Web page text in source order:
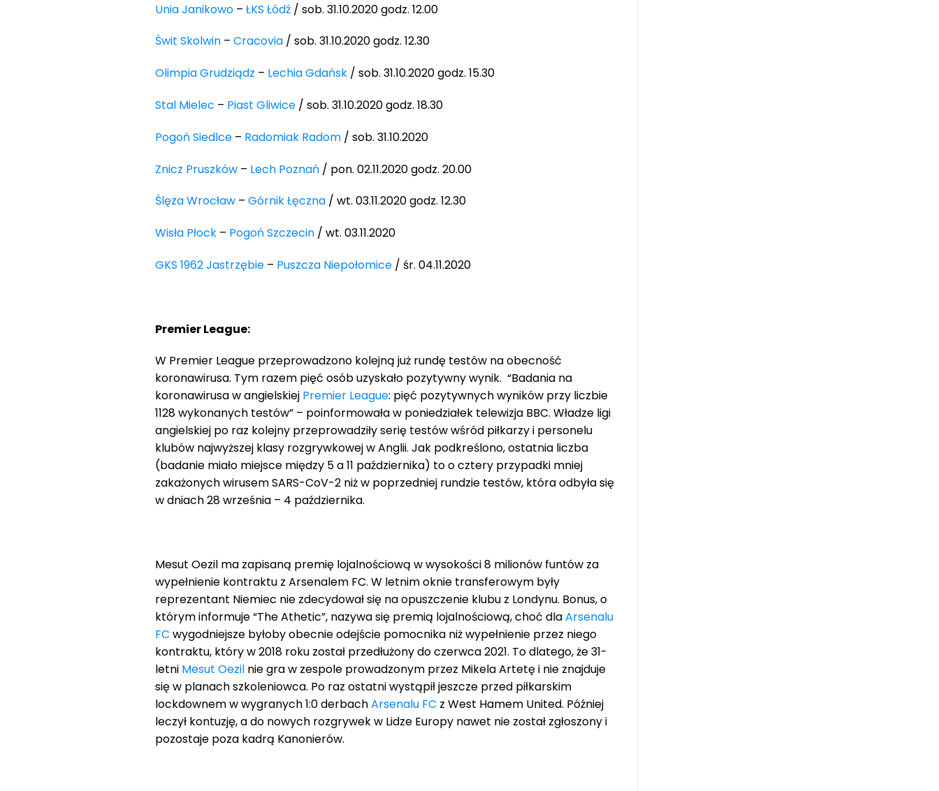
Unia Janikowo – ŁKS Łódź / sob. 31.10.2020 godz. 12.00
Świt Skolwin – Cracovia / sob. 31.10.2020 godz. 12.30
Olimpia Grudziądz – Lechia Gdańsk / sob. 31.10.2020 godz. 15.30
Stal Mielec – Piast Gliwice / sob. 31.10.2020 godz. 18.30
Pogoń Siedlce – Radomiak Radom / sob. 31.10.2020
Znicz Pruszków – Lech Poznań / pon. 02.11.2020 godz. 20.00
Ślęza Wrocław – Górnik Łęczna / wt. 03.11.2020 godz. 12.30
Wisła Płock – Pogoń Szczecin / wt. 03.11.2020
GKS 1962 Jastrzębie – Puszcza Niepołomice / śr. 04.11.2020
Premier League:
W Premier League przeprowadzono kolejną już rundę testów na obecność
koronawirusa. Tym razem pięć osób uzyskało pozytywny wynik. “Badania na
koronawirusa w angielskiej Premier League: pięć pozytywnych wyników przy liczbie
1128 wykonanych testów” – poinformowała w poniedziałek telewizja BBC. Władze ligi
angielskiej po raz kolejny przeprowadziły serię testów wśród piłkarzy i personelu
klubów najwyższej klasy rozgrywkowej w Anglii. Jak podkreślono, ostatnia liczba
(badanie miało miejsce między 5 a 11 października) to o cztery przypadki mniej
zakażonych wirusem SARS-CoV-2 niż w poprzedniej rundzie testów, która odbyła się
w dniach 28 września – 4 października.
Mesut Oezil ma zapisaną premię lojalnościową w wysokości 8 milionów funtów za
wypełnienie kontraktu z Arsenalem FC. W letnim oknie transferowym były
reprezentant Niemiec nie zdecydował się na opuszczenie klubu z Londynu. Bonus, o
którym informuje “The Athetic”, nazywa się premią lojalnościową, choć dlaArsenalu
FC wygodniejsze byłoby obecnie odejście pomocnika niż wypełnienie przez niego
kontraktu, który w 2018 roku został przedłużony do czerwca 2021. To dlatego, że 31-
letni Mesut Oezil nie gra w zespole prowadzonym przez Mikela Artetę i nie znajduje
się w planach szkoleniowca. Po raz ostatni wystąpił jeszcze przed piłkarskim
lockdownem w wygranych 1:0 derbachArsenalu FC z West Hamem United. Później
leczył kontuzję, a do nowych rozgrywek w Lidze Europy nawet nie został zgłoszony i
pozostaje poza kadrą Kanonierów.